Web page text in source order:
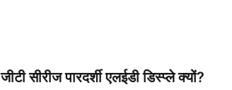
जीटी सीरीज पारदर्शी एलईडी डिस्प्ले क्यों?